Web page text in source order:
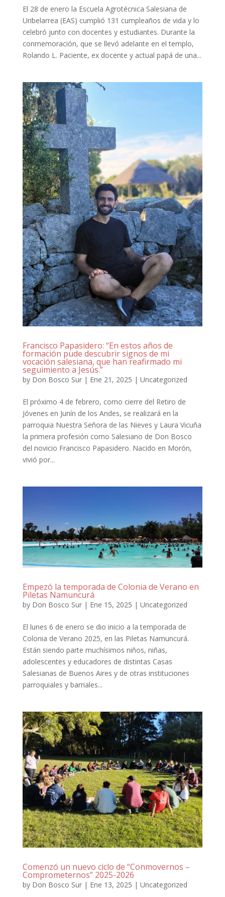
El 28 de enero la Escuela Agrotécnica Salesiana de
Uribelarrea (EAS) cumplió 131 cumpleaños de vida y lo
celebró junto con docentes y estudiantes. Durante la
conmemoración, que se llevó adelante en el templo,
Rolando L. Paciente, ex docente y actual papá de una...
Francisco Papasidero: “En estos años de
formación pude descubrir signos de mi
vocación salesiana, que han reafirmado mi
seguimiento a Jesús.”
by Don Bosco Sur| Ene 21, 2025 | Uncategorized
El próximo 4 de febrero, como cierre del Retiro de
Jóvenes en Junín de los Andes, se realizará en la
parroquia Nuestra Señora de las Nieves y Laura Vicuña
la primera profesión como Salesiano de Don Bosco
del novicio Francisco Papasidero. Nacido en Morón,
vivió por...
Empezó la temporada de Colonia de Verano en
Piletas Namuncurá
by Don Bosco Sur| Ene 15, 2025 | Uncategorized
El lunes 6 de enero se dio inicio a la temporada de
Colonia de Verano 2025, en las Piletas Namuncurá.
Están siendo parte muchísimos niños, niñas,
adolescentes y educadores de distintas Casas
Salesianas de Buenos Aires y de otras instituciones
parroquiales y barriales...
Comenzó un nuevo ciclo de “Conmovernos –
Comprometernos” 2025-2026
by Don Bosco Sur| Ene 13, 2025 | Uncategorized